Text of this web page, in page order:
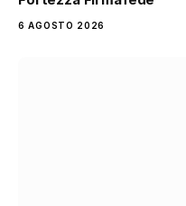
6 AGOSTO 2026